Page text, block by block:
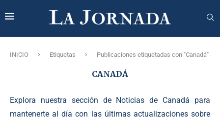
INICIO Etiquetas Publicaciones etiquetadas con "Canadá"
CANADÁ
Explora nuestra sección de Noticias de Canadá para
mantenerte al día con las últimas actualizaciones sobre